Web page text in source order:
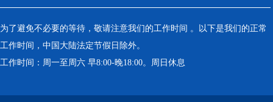
为了避免不必要的等待，敬请注意我们的工作时间 。以下是我们的正常
工作时间，中国大陆法定节假日除外。
工作时间：周一至周六 早8:00-晚18:00。周日休息